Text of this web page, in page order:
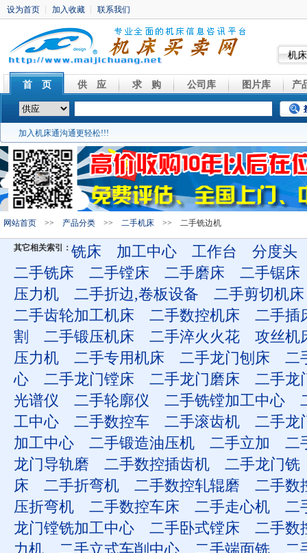
机
首 页 供 应 求 购 公司库 图片库 产
加入机床通沟通更轻松!!!
网站首页 >> 产品分类 >> 二手机床 >> 二手铣边机
其它相关索引： 铣床 加工中心 工作台
分度头
二手铣床
二手镗床 二手磨床
二手锯床
压力机
二手折边,卷板设备
二手剪切机床
二手齿轮加工机床
二手数控机床
二手插
割
二手锻压机床 二手淬火火花
攻丝机
压力机
二手专用机床 二手龙门刨床
二
心
二手龙门镗床 二手龙门磨床
二手龙
光谱仪
二手轮廓仪 二手铣镗加工中心
工中心
二手数控车 二手滚齿机
二手龙
加工中心
二手锻造油压机 二手立加
二
龙门导轨磨
二手数控插齿机
二手龙门铣
床
二手折弯机 二手数控轧辊磨
二手数
压折弯机
二手数控车床 二手走心机
二
龙门镗铣加工中心
二手卧式镗床
二手数
力机
二手立式车削中心 二手端面铣
二